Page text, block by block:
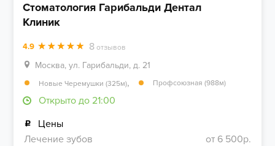
Стоматология Гарибальди Дентал
Клиник
4.9 8 отзывов
Москва, ул. Гарибальди, д. 21
Новые Черемушки (325м), Профсоюзная (988м)
Открыто до 21:00
Цены
Лечение зубов
от 6 500р.